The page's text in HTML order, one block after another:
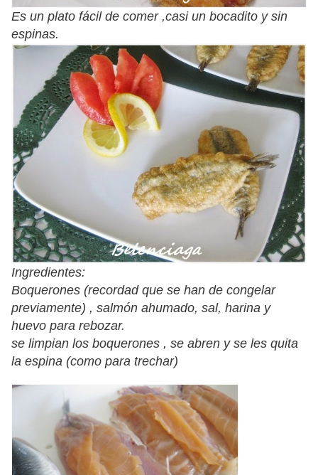
Es un plato fácil de comer ,casi un bocadito y sin
espinas.
Ingredientes:
Boquerones (recordad que se han de congelar
previamente) , salmón ahumado, sal, harina y
huevo para rebozar.
se limpian los boquerones , se abren y se les quita
la espina (como para trechar)